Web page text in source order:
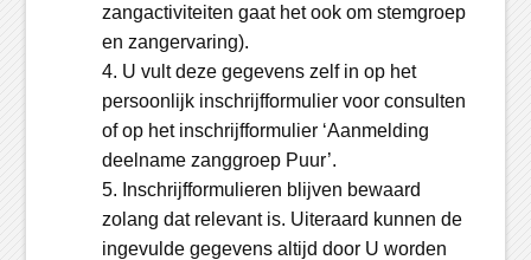
zangactiviteiten gaat het ook om stemgroep
en zangervaring).
U vult deze gegevens zelf in op het
persoonlijk inschrijfformulier voor consulten
of op het inschrijfformulier ‘Aanmelding
deelname zanggroep Puur’.
Inschrijfformulieren blijven bewaard
zolang dat relevant is. Uiteraard kunnen de
ingevulde gegevens altijd door U worden